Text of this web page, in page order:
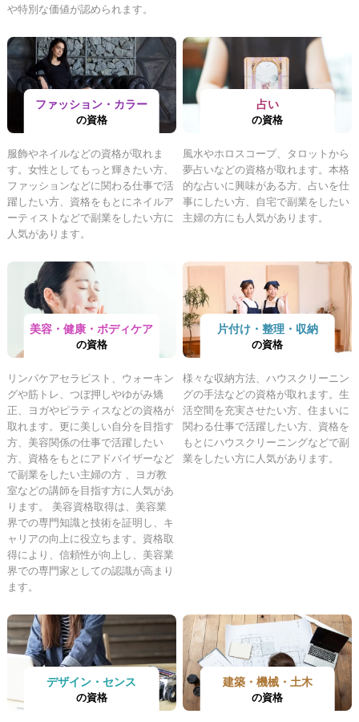
や特別な価値が認められます。
ファッション・カラー
の資格
服飾やネイルなどの資格が取れま
す。女性としてもっと輝きたい方、
ファッションなどに関わる仕事で活
躍したい方、資格をもとにネイルア
ーティストなどで副業をしたい方に
人気があります。
占い
の資格
風水やホロスコープ、タロットから
夢占いなどの資格が取れます。本格
的な占いに興味がある方、占いを仕
事にしたい方、自宅で副業をしたい
主婦の方にも人気があります。
美容・健康・ボディケア
の資格
リンパケアセラピスト、ウォーキン
グや筋トレ、つぼ押しやゆがみ矯
正、ヨガやピラティスなどの資格が
取れます。更に美しい自分を目指す
方、美容関係の仕事で活躍したい
方、資格をもとにアドバイザーなど
で副業をしたい主婦の方 、ヨガ教
室などの講師を目指す方に人気があ
ります。 美容資格取得は、美容業
界での専門知識と技術を証明し、キ
ャリアの向上に役立ちます。資格取
得により、信頼性が向上し、美容業
界での専門家としての認識が高まり
ます。
片付け・整理・収納
の資格
様々な収納方法、ハウスクリーニン
グの手法などの資格が取れます。生
活空間を充実させたい方、住まいに
関わる仕事で活躍したい方、資格を
もとにハウスクリーニングなどで副
業をしたい方に人気があります。
デザイン・センス
の資格
建築・機械・土木
の資格